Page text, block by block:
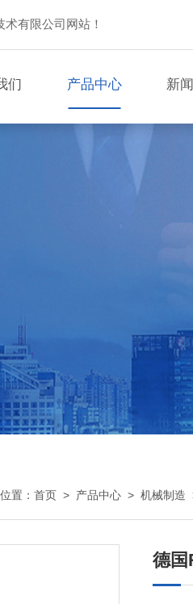
有限公司网站！
们 产品中心 新
置： 首页 > 产品中心 > 机械制造
德国